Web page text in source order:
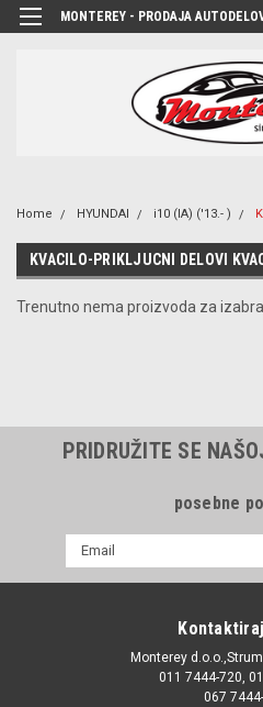
MONTEREY - PRODAJA
Home HYUNDAI i10 (IA) ('13.- )
KVACILO-PRIKLJUCNI DELOVI
Trenutno nema proizvoda za
PRIDRUŽITE SE
posebne
mail
Monterey
011 7444-720,
067